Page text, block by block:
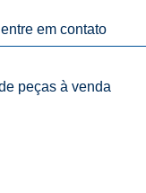
entre em contato
peças à venda